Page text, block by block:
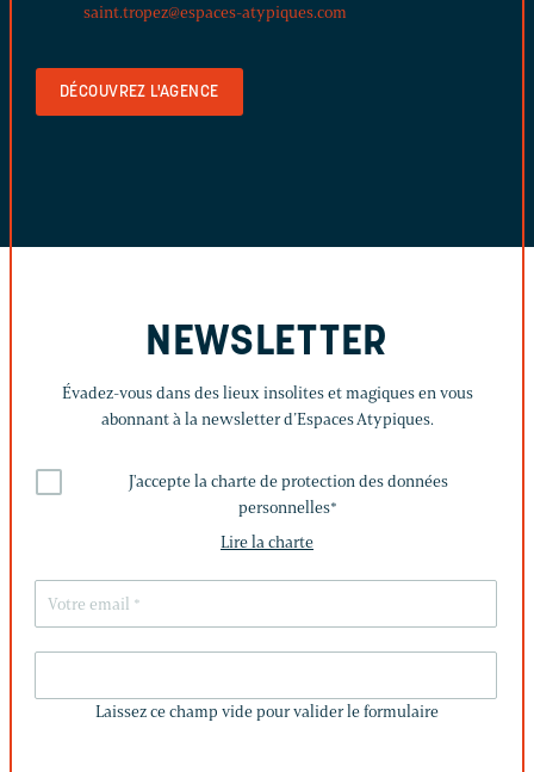
saint.tropez@espaces-atypiques.com
DÉCOUVREZ L'AGENCE
NEWSLETTER
Évadez-vous dans des lieux insolites et magiques en vous
abonnant à la newsletter d’Espaces Atypiques.
J'accepte la charte de protection des données
personnelles*
Lire la charte
CHAMP
Laissez ce champ vide pour valider le formulaire